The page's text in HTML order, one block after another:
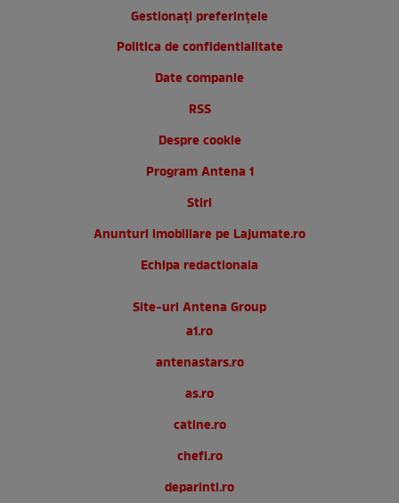
Gestionați preferințele
Politica de confidentialitate
Date companie
RSS
Despre cookie
Program Antena 1
Stiri
Anunturi imobiliare pe Lajumate.ro
Echipa redactionala
Site-uri Antena Group
a1.ro
antenastars.ro
as.ro
catine.ro
chefi.ro
deparinti.ro